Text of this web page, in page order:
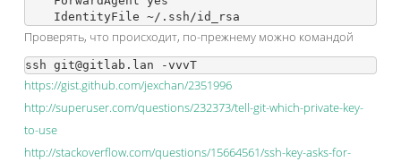
Проверять, что происходит, по-прежнему можно командой
https://gist.github.com/jexchan/2351996
http://superuser.com/questions/232373/tell-git-which-private-key-
to-use
http://stackoverflow.com/questions/15664561/ssh-key-asks-for-